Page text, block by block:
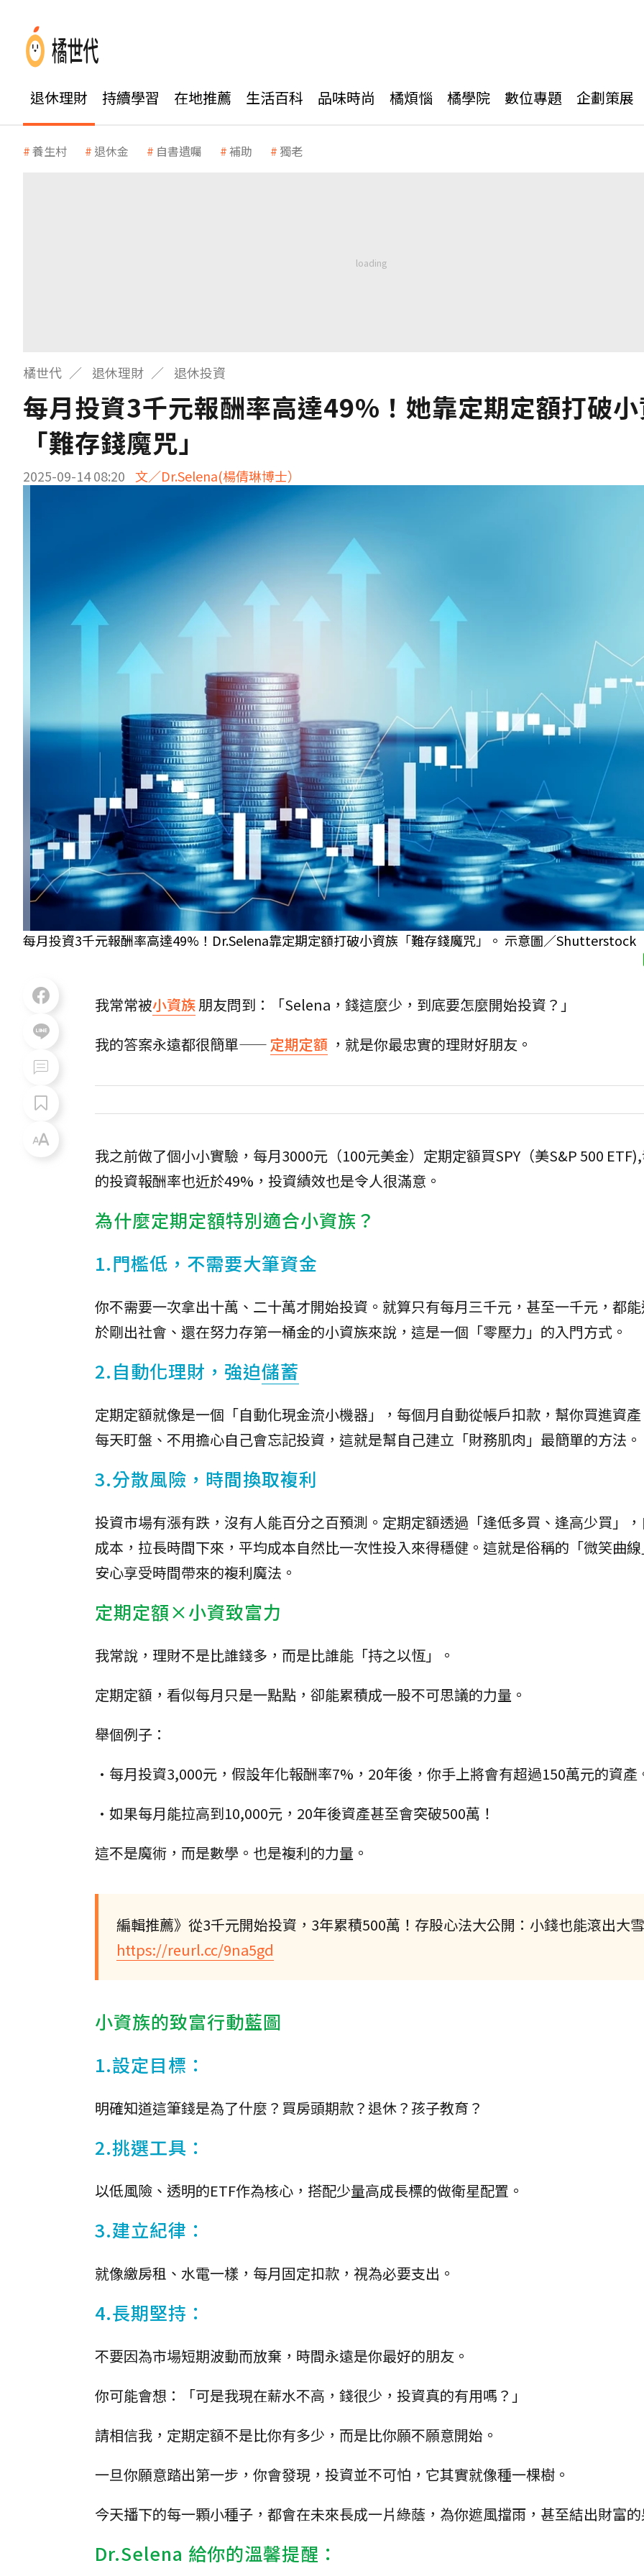
退休理財 持續學習 在地推薦 生活百科 品味時尚 橘煩惱 橘學院 數位專題 企劃策展
養生村 退休金 自書遺囑 補助 獨老
橘世代 退休理財 退休投資
每月投資3千元報酬率高達49%！她靠定期定額打破
「難存錢魔咒」
2025-09-14 08:20 文／Dr.Selena(楊倩琳博士）
每月投資3千元報酬率高達49%！Dr.Selena靠定期定額打破小資族「難存錢魔咒」。 示意圖／Shutterstock
我常常被小資族朋友問到：「Selena，錢這麼少，到底要怎麼開始投資？」
我的答案永遠都很簡單—— 定期定額 ，就是你最忠實的理財好朋友。
我之前做了個小小實驗，每月3000元（100元美金）定期定額買SPY（美S&P 500
的投資報酬率也近於49%，投資績效也是令人很滿意。
為什麼定期定額特別適合小資族？
1.門檻低，不需要大筆資金
你不需要一次拿出十萬、二十萬才開始投資。就算只有每月三千元，甚至一千元，都
於剛出社會、還在努力存第一桶金的小資族來說，這是一個「零壓力」的入門方式。
2.自動化理財，強迫儲蓄
定期定額就像是一個「自動化現金流小機器」，每個月自動從帳戶扣款，幫你買進資
每天盯盤、不用擔心自己會忘記投資，這就是幫自己建立「財務肌肉」最簡單的方法。
3.分散風險，時間換取複利
投資市場有漲有跌，沒有人能百分之百預測。定期定額透過「逢低多買、逢高少買」
成本，拉長時間下來，平均成本自然比一次性投入來得穩健。這就是俗稱的「微笑曲
安心享受時間帶來的複利魔法。
定期定額×小資致富力
我常說，理財不是比誰錢多，而是比誰能「持之以恆」。
定期定額，看似每月只是一點點，卻能累積成一股不可思議的力量。
舉個例子：
•每月投資3,000元，假設年化報酬率7%，20年後，你手上將會有超過150萬元的資產
•如果每月能拉高到10,000元，20年後資產甚至會突破500萬！
這不是魔術，而是數學。也是複利的力量。
編輯推薦》從3千元開始投資，3年累積500萬！存股心法大公開：小錢也能滾出大
https://reurl.cc/9na5gd
小資族的致富行動藍圖
1.設定目標：
明確知道這筆錢是為了什麼？買房頭期款？退休？孩子教育？
2.挑選工具：
以低風險、透明的ETF作為核心，搭配少量高成長標的做衛星配置。
3.建立紀律：
就像繳房租、水電一樣，每月固定扣款，視為必要支出。
4.長期堅持：
不要因為市場短期波動而放棄，時間永遠是你最好的朋友。
你可能會想：「可是我現在薪水不高，錢很少，投資真的有用嗎？」
請相信我，定期定額不是比你有多少，而是比你願不願意開始。
一旦你願意踏出第一步，你會發現，投資並不可怕，它其實就像種一棵樹。
今天播下的每一顆小種子，都會在未來長成一片綠蔭，為你遮風擋雨，甚至結出財富
Dr.Selena 給你的溫馨提醒：